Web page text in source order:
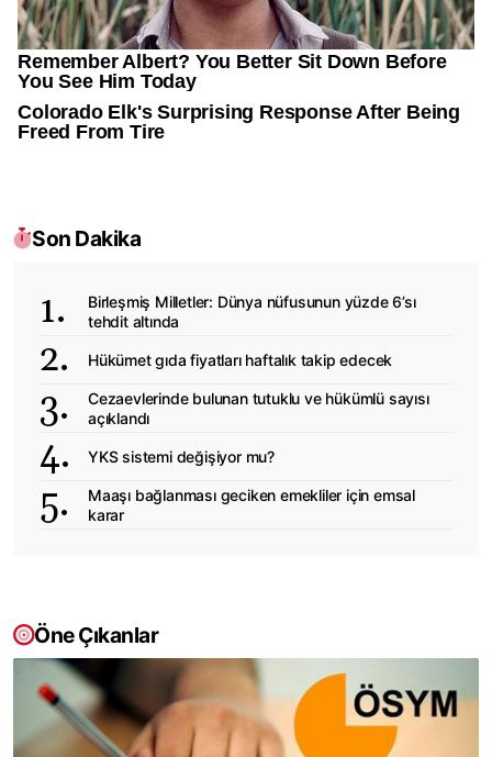
Son Dakika
Birleşmiş Milletler: Dünya nüfusunun yüzde 6’sı
tehdit altında
Hükümet gıda fiyatları haftalık takip edecek
Cezaevlerinde bulunan tutuklu ve hükümlü sayısı
açıklandı
YKS sistemi değişiyor mu?
Maaşı bağlanması geciken emekliler için emsal
karar
Öne Çıkanlar